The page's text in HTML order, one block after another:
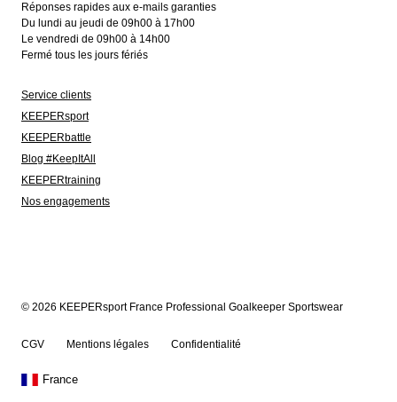
Réponses rapides aux e-mails garanties
Du lundi au jeudi de 09h00 à 17h00
Le vendredi de 09h00 à 14h00
Fermé tous les jours fériés
Service clients
KEEPERsport
KEEPERbattle
Blog #KeepItAll
KEEPERtraining
Nos engagements
© 2026 KEEPERsport France Professional Goalkeeper Sportswear
CGV Mentions légales Confidentialité
France